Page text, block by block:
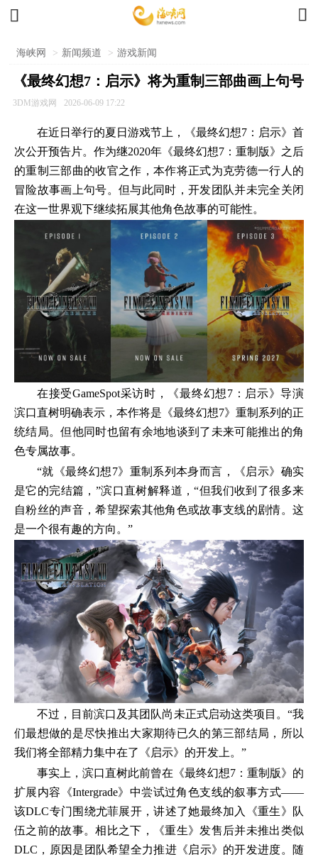
 
海峡网 > 新闻频道 > 游戏新闻
《最终幻想7：启示》将为重制三部曲画上句号
3DM游戏网 2026-06-09 17:22
在近日举行的夏日游戏节上，《最终幻想7：启示》首
次公开预告片。作为继2020年《最终幻想7：重制版》之后
的重制三部曲的收官之作，本作将正式为克劳德一行人的
冒险故事画上句号。但与此同时，开发团队并未完全关闭
在这一世界观下继续拓展其他角色故事的可能性。
在接受GameSpot采访时，《最终幻想7：启示》导演
滨口直树明确表示，本作将是《最终幻想7》重制系列的正
统结局。但他同时也留有余地地谈到了未来可能推出的角
色专属故事。
“就《最终幻想7》重制系列本身而言，《启示》确实
是它的完结篇，”滨口直树解释道，“但我们收到了很多来
自粉丝的声音，希望探索其他角色或故事支线的剧情。这
是一个很有趣的方向。”
不过，目前滨口及其团队尚未正式启动这类项目。“我
们最想做的是尽快推出大家期待已久的第三部结局，所以
我们将全部精力集中在了《启示》的开发上。”
事实上，滨口直树此前曾在《最终幻想7：重制版》的
扩展内容《Intergrade》中尝试过角色支线的叙事方式——
该DLC专门围绕尤菲展开，讲述了她最终加入《重生》队
伍之前的故事。相比之下，《重生》发售后并未推出类似
DLC，原因是团队希望全力推进《启示》的开发进度。随